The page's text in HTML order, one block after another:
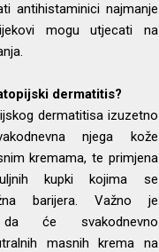
antihistaminici najmanje
mogu utjecati na
dermatitis?
dermatitisa izuzetno
njega kože
kremama, te primjena
kupki kojima se
barijera. Važno je
da će svakodnevno
masnih krema na